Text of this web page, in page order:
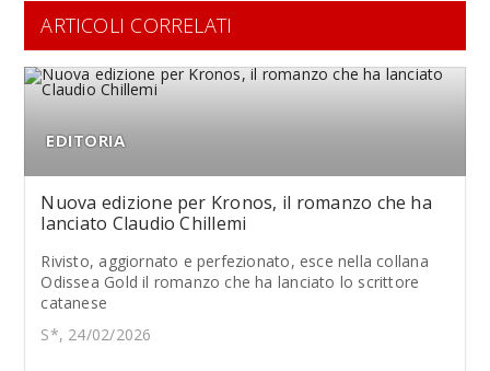
ARTICOLI CORRELATI
EDITORIA
Nuova edizione per Kronos, il romanzo che ha
lanciato Claudio Chillemi
Rivisto, aggiornato e perfezionato, esce nella collana
Odissea Gold il romanzo che ha lanciato lo scrittore
catanese
S*, 24/02/2026